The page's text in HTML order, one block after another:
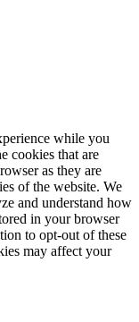
while you
cookies that are
as they are
of the website. We
and understand how
in your browser
to opt-out of these
may affect your